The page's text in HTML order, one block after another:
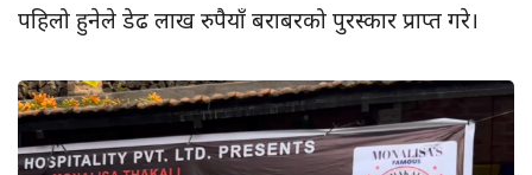
पहिलो हुनेले डेढ लाख रुपैयाँ बराबरको पुरस्कार प्राप्त गरे।